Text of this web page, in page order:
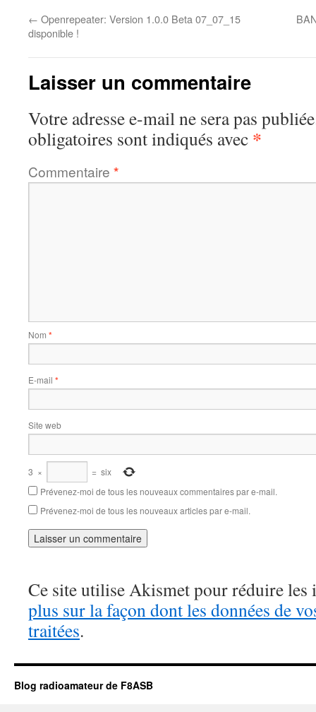
← Openrepeater: Version 1.0.0 Beta 07_07_15
disponible !
Laisser un commentaire
Votre adresse e-mail ne sera pas
obligatoires sont indiqués avec *
Commentaire *
Nom *
E-mail *
Site web
3 × = six
Prévenez-moi de tous les nouveaux commentaires par e-mail.
Prévenez-moi de tous les nouveaux articles par e-mail.
Ce site utilise Akismet pour réduire les
plus sur la façon dont les données de
traitées.
Blog radioamateur de F8ASB